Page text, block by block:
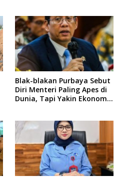
Blak-blakan Purbaya Sebut
Diri Menteri Paling Apes di
Dunia, Tapi Yakin Ekonomi